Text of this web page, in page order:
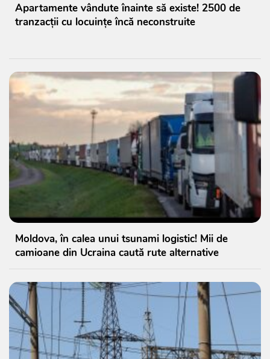
Apartamente vândute înainte să existe! 2500 de
tranzacții cu locuințe încă neconstruite
Moldova, în calea unui tsunami logistic! Mii de
camioane din Ucraina caută rute alternative